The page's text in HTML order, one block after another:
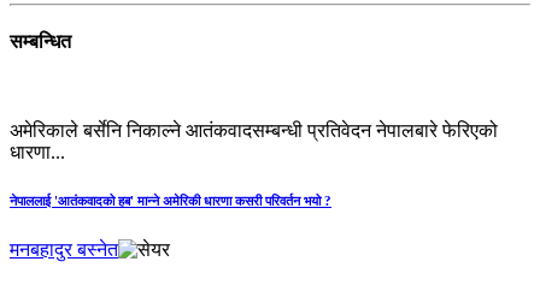
सम्बन्धित
अमेरिकाले बर्सेनि निकाल्ने आतंकवादसम्बन्धी प्रतिवेदन नेपालबारे फेरिएको
धारणा...
नेपाललाई 'आतंकवादको हब' मान्‍ने अमेरिकी धारणा कसरी परिवर्तन भयो ?
मनबहादुर बस्नेत